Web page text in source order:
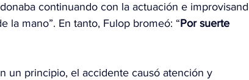
continuando con la actuación e
la mano”. En tanto, Fulop bromeó: “Por suerte
un principio, el accidente causó atención y